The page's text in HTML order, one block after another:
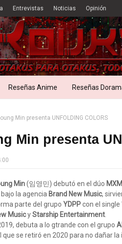
Entrevistas Noticias Opinión
Reseñas Anime Reseñas
Min presenta UNFOLDING COLORS
Min presenta
Min(임영민) debutó en el dúo MXM
bajo la agencia Brand New Music,
parte del grupo YDPPcon el single
MusicyStarship Entertainment
debuta a lo gtrande con el grupo
que se retiró en 2020 para no dañar la